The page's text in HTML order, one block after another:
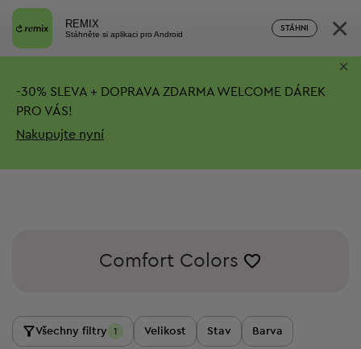
REMIX
Stáhněte si aplikaci pro Android
STÁHNI ×
-30% SLEVA + DOPRAVA ZDARMA WELCOME DÁREK
PRO VÁS!
Nakupujte nyní
×
Comfort Colors
Všechny filtry 1 Velikost Stav Barva